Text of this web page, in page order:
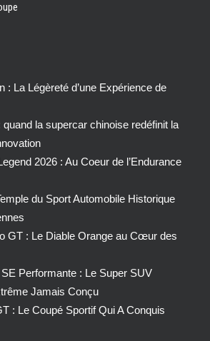
: La Légèreté d’une Expérience de
la supercar chinoise redéfinit la
2026 : Au Coeur de l’Endurance
du Sport Automobile Historique
GT : Le Diable Orange au Cœur des
Performante : Le Super SUV
Jamais Conçu
: Le Coupé Sportif Qui A Conquis